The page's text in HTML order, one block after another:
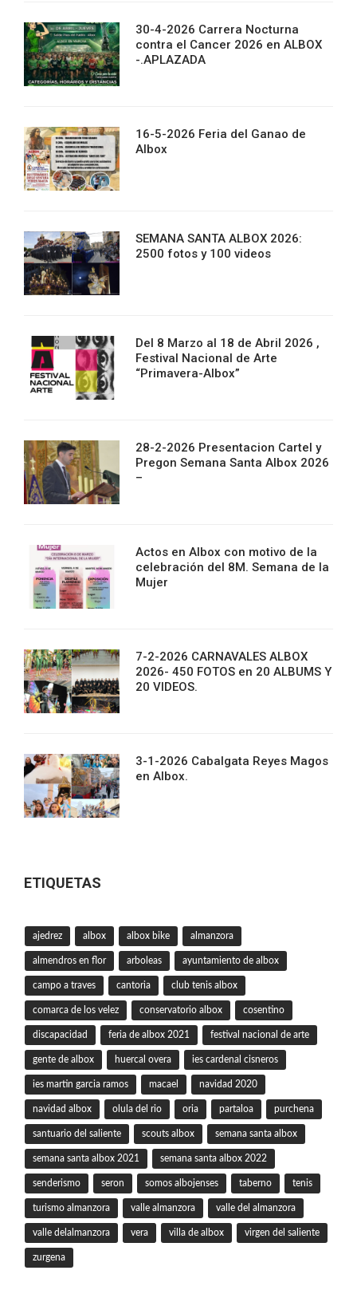
30-4-2026 Carrera Nocturna
contra el Cancer 2026 en ALBOX
-.APLAZADA
16-5-2026 Feria del Ganao de
Albox
SEMANA SANTA ALBOX 2026:
2500 fotos y 100 videos
Del 8 Marzo al 18 de Abril 2026 ,
Festival Nacional de Arte
“Primavera-Albox”
28-2-2026 Presentacion Cartel y
Pregon Semana Santa Albox 2026
–
Actos en Albox con motivo de la
celebración del 8M. Semana de la
Mujer
7-2-2026 CARNAVALES ALBOX
2026- 450 FOTOS en 20 ALBUMS Y
20 VIDEOS.
3-1-2026 Cabalgata Reyes Magos
en Albox.
ETIQUETAS
ajedrez albox albox bike almanzora
almendros en flor arboleas ayuntamiento de albox
campo a traves cantoria club tenis albox
comarca de los velez conservatorio albox cosentino
discapacidad feria de albox 2021 festival nacional de arte
gente de albox huercal overa ies cardenal cisneros
ies martin garcia ramos macael navidad 2020
navidad albox olula del rio oria partaloa purchena
santuario del saliente scouts albox semana santa albox
semana santa albox 2021 semana santa albox 2022
senderismo seron somos albojenses taberno tenis
turismo almanzora valle almanzora valle del almanzora
valle delalmanzora vera villa de albox virgen del saliente
zurgena